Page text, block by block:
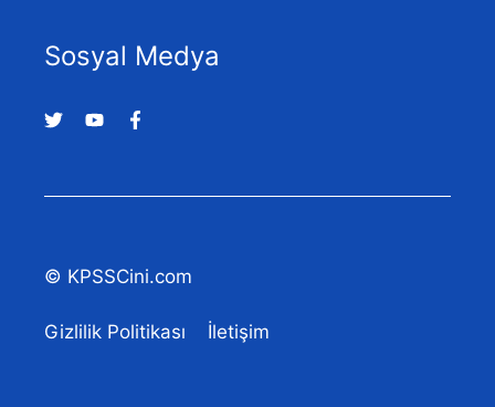
Sosyal Medya
© KPSSCini.com
Gizlilik Politikası İletişim